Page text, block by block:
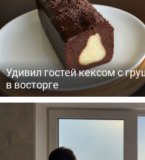
Удивил гостей кексом с
в восторге